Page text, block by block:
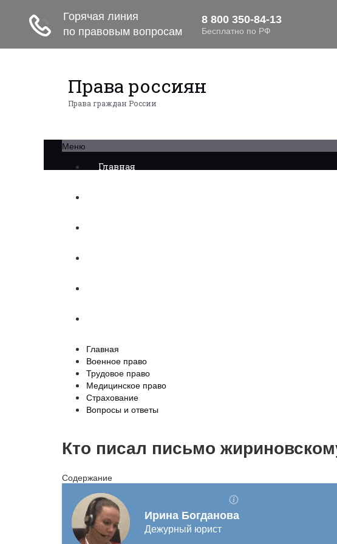
Права россиян
Права граждан России
Меню
Главная
Главная
Военное право
Трудовое право
Медицинское право
Страхование
Вопросы и ответы
Кто писал письмо
Содержание